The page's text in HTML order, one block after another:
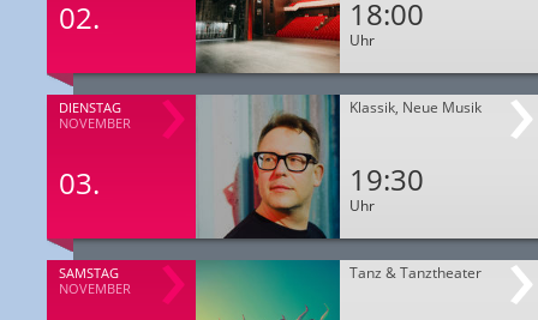
02. 18:00
Uhr
DIENSTAG
NOVEMBER
03.
Klassik, Neue Musik
19:30
Uhr
SAMSTAG
NOVEMBER
Tanz & Tanztheater